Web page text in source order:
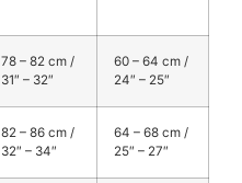
78 – 82 cm /
31″ – 32″
60 – 64 cm /
24″ – 25″
82 – 86 cm /
32″ – 34″
64 – 68 cm /
25″ – 27″